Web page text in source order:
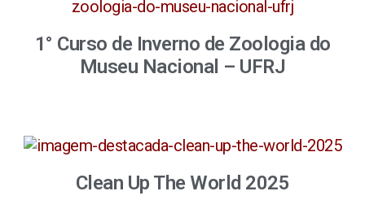
1° Curso de Inverno de Zoologia do
Museu Nacional – UFRJ
Clean Up The World 2025